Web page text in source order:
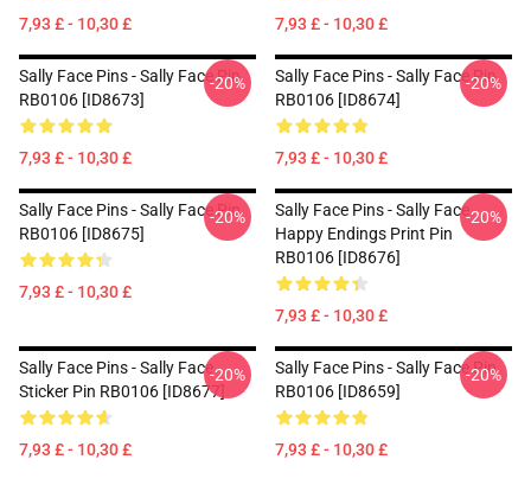
7,93 £ - 10,30 £ 7,93 £ - 10,30 £
Sally Face Pins - Sally Face Pin
RB0106 [ID8673]
7,93 £ - 10,30 £
-20%
Sally Face Pins - Sally Face Pin
RB0106 [ID8674]
7,93 £ - 10,30 £
-20%
Sally Face Pins - Sally Face Pin
RB0106 [ID8675]
7,93 £ - 10,30 £
-20%
Sally Face Pins - Sally Face
Happy Endings Print Pin
RB0106 [ID8676]
7,93 £ - 10,30 £
-20%
Sally Face Pins - Sally Face
Sticker Pin RB0106 [ID8677]
7,93 £ - 10,30 £
-20%
Sally Face Pins - Sally Face Pin
RB0106 [ID8659]
7,93 £ - 10,30 £
-20%